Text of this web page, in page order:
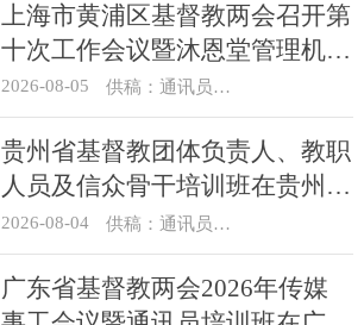
上海市黄浦区基督教两会召开第
十次工作会议暨沐恩堂管理机构
七月份联席会议
2026-08-05 供稿：通讯员 景健美
贵州省基督教团体负责人、教职
人员及信众骨干培训班在贵州圣
经学校举办
2026-08-04 供稿：通讯员 杨菁
广东省基督教两会2026年传媒